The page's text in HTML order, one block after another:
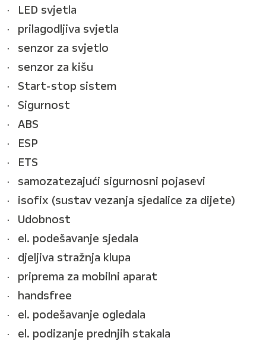
LED svjetla
prilagodljiva svjetla
senzor za svjetlo
senzor za kišu
Start-stop sistem
Sigurnost
ABS
ESP
ETS
samozatezajući sigurnosni pojasevi
isofix (sustav vezanja sjedalice za dijete)
Udobnost
el. podešavanje sjedala
djeljiva stražnja klupa
priprema za mobilni aparat
handsfree
el. podešavanje ogledala
el. podizanje prednjih stakala